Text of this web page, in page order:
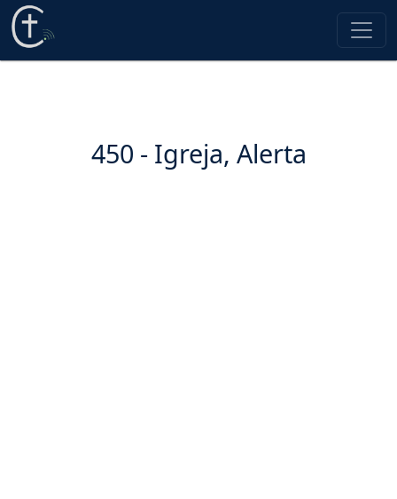
450 - Igreja, Alerta